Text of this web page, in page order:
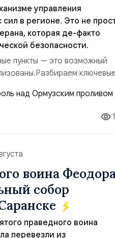
управления
в регионе. Это не
которая де-факто
безопасности.
пункты — это возможный
ключевые
контроля (75 на 25). Было:
началах — 50/50. Стало:
воина
собор
праведного воина
перевезли из